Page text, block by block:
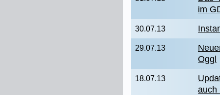
im
30.07.13
29.07.13
Oggl
18.07.13
auch